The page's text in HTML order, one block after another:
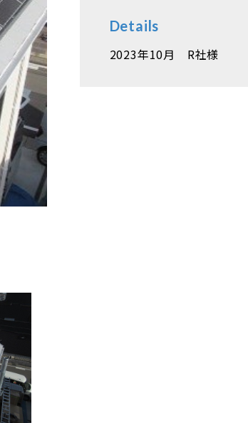
Details
2023年10月 R社様